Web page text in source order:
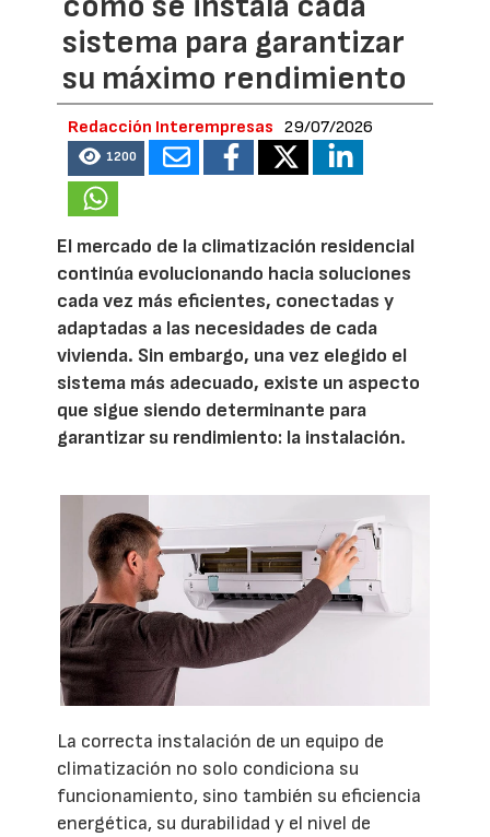
sistema para garantizar
su máximo rendimiento
Redacción Interempresas 29/07/2026
1200
El mercado de la climatización residencial
continúa evolucionando hacia soluciones
cada vez más eficientes, conectadas y
adaptadas a las necesidades de cada
vivienda. Sin embargo, una vez elegido el
sistema más adecuado, existe un aspecto
que sigue siendo determinante para
garantizar su rendimiento: la instalación.
La correcta instalación de un equipo de
climatización no solo condiciona su
funcionamiento, sino también su eficiencia
energética, su durabilidad y el nivel de